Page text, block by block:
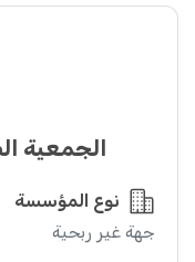
الجمعية
نوع المؤسسة
جهة غير ربحية